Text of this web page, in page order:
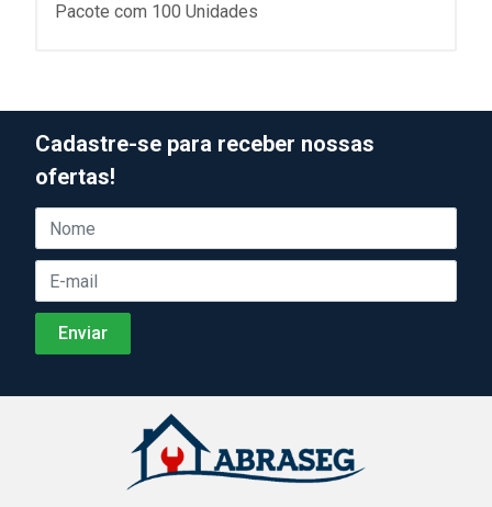
Pacote com 100 Unidades
Cadastre-se para receber nossas
ofertas!